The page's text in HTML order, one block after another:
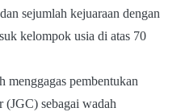
sejumlah kejuaraan dengan
kelompok usia di atas 70
menggagas pembentukan
(JGC) sebagai wadah